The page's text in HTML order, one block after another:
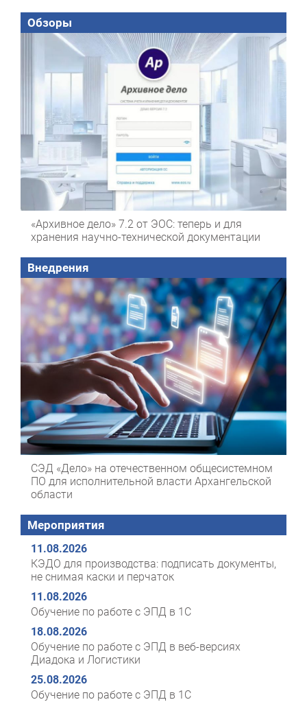
Обзоры
«Архивное дело» 7.2 от ЭОС: теперь и для
хранения научно-технической документации
Внедрения
СЭД «Дело» на отечественном общесистемном
ПО для исполнительной власти Архангельской
области
Мероприятия
11.08.2026
КЭДО для производства: подписать документы,
не снимая каски и перчаток
11.08.2026
Обучение по работе с ЭПД в 1С
18.08.2026
Обучение по работе с ЭПД в веб-версиях
Диадока и Логистики
25.08.2026
Обучение по работе с ЭПД в 1С